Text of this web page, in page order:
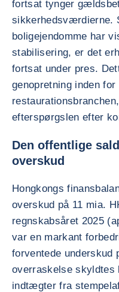
fortsat tynger
sikkerhedsværdierne.
boligejendomme har
stabilisering, er det
fortsat under pres.
genopretning inden
efterspørgslen efter
Den offentlige
overskud
Hongkongs
overskud på 11 mia.
regnskabsåret 2025
var en markant
forventede underskud
overraskelse
indtægter fra